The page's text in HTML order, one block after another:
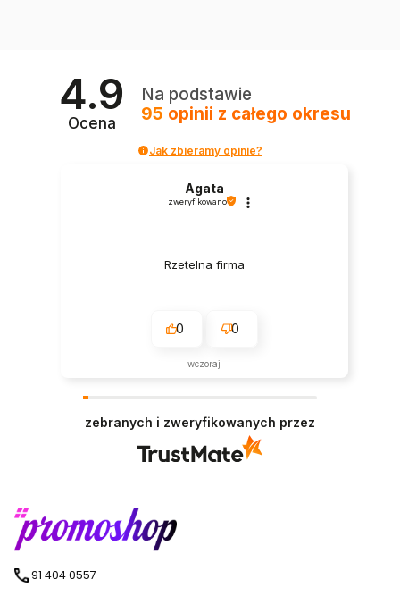
4.9
Ocena
Na podstawie
95 opinii z całego okresu
Jak zbieramy opinie?
Agata
zweryfikowano
Rzetelna firma
0 0
wczoraj
zebranych i zweryfikowanych przez
91 404 0557